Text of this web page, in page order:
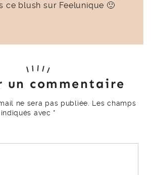
ce blush sur Feelunique 🙂
un commentaire
ne sera pas publiée.
Les champs
avec *